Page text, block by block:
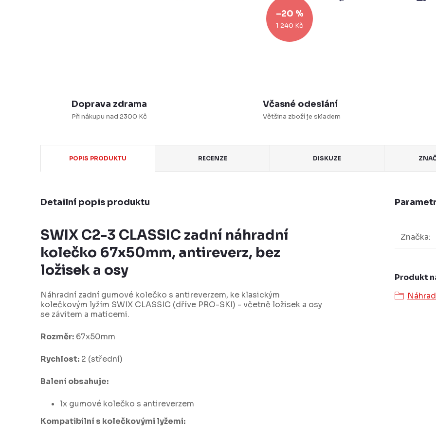
1 240 Kč
–20 %
Doprava zdrama
Při nákupu nad 2300 Kč
Včasné odeslání
Většina zboží je skladem
POPIS PRODUKTU RECENZE DISKUZE
Detailní popis produktu
SWIX C2-3 CLASSIC zadní náhradní
kolečko 67x50mm, antireverz, bez
ložisek a osy
Náhradní zadní gumové kolečko s antireverzem, ke klasickým
kolečkovým lyžím SWIX CLASSIC (dříve PRO-SKI) - včetně ložisek a osy
se závitem a maticemi.
Rozměr: 67x50mm
Rychlost: 2 (střední)
Balení obsahuje:
1x gumové kolečko s antireverzem
Kompatibilní s kolečkovými lyžemi:
Značka:
Produkt